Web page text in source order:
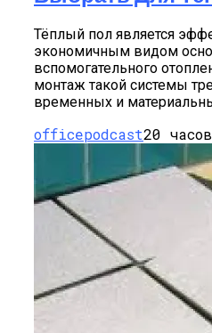
Тёплый пол является
экономичным видом
вспомогательного
монтаж такой системы
временных и
officepodcast20